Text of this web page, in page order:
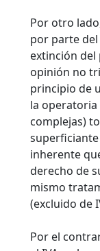
Por otro
por parte
extinción del
opinión no
principio de
la operatoria
complejas)
inherente
derecho de
mismo
(excluido de
Por el